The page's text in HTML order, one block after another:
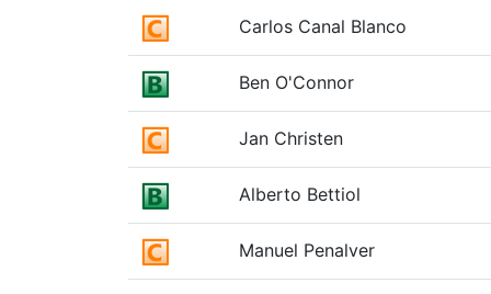
Carlos Canal Blanco
Ben O'Connor
Jan Christen
Alberto Bettiol
Manuel Penalver